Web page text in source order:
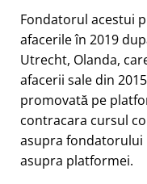
Fondatorul acestui
afacerile în 2019
Utrecht, Olanda,
afacerii sale din
promovată pe
contracara cursul
asupra fondatorului
asupra platformei.